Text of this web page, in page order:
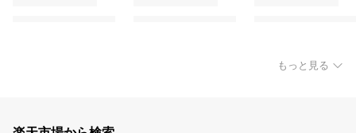
もっと見る